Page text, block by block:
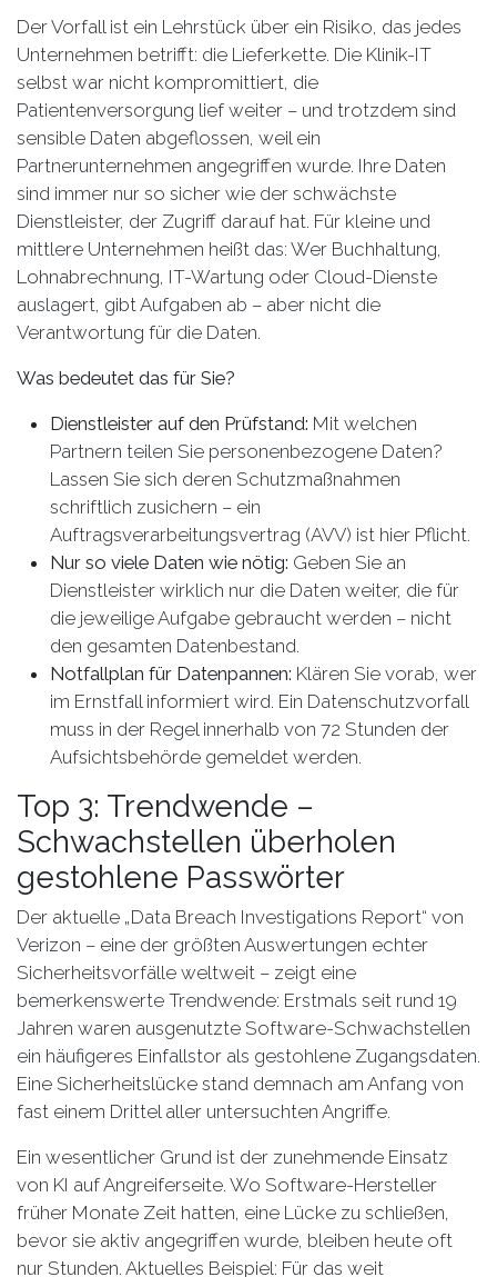
Der Vorfall ist ein Lehrstück über ein Risiko, das jedes
Unternehmen betrifft: die Lieferkette. Die Klinik-IT
selbst war nicht kompromittiert, die
Patientenversorgung lief weiter – und trotzdem sind
sensible Daten abgeflossen, weil ein
Partnerunternehmen angegriffen wurde. Ihre Daten
sind immer nur so sicher wie der schwächste
Dienstleister, der Zugriff darauf hat. Für kleine und
mittlere Unternehmen heißt das: Wer Buchhaltung,
Lohnabrechnung, IT-Wartung oder Cloud-Dienste
auslagert, gibt Aufgaben ab – aber nicht die
Verantwortung für die Daten.
Was bedeutet das für Sie?
Dienstleister auf den Prüfstand: Mit welchen
Partnern teilen Sie personenbezogene Daten?
Lassen Sie sich deren Schutzmaßnahmen
schriftlich zusichern – ein
Auftragsverarbeitungsvertrag (AVV) ist hier Pflicht.
Nur so viele Daten wie nötig: Geben Sie an
Dienstleister wirklich nur die Daten weiter, die für
die jeweilige Aufgabe gebraucht werden – nicht
den gesamten Datenbestand.
Notfallplan für Datenpannen: Klären Sie vorab, wer
im Ernstfall informiert wird. Ein Datenschutzvorfall
muss in der Regel innerhalb von 72 Stunden der
Aufsichtsbehörde gemeldet werden.
Top 3: Trendwende –
Schwachstellen überholen
gestohlene Passwörter
Der aktuelle „Data Breach Investigations Report“ von
Verizon – eine der größten Auswertungen echter
Sicherheitsvorfälle weltweit – zeigt eine
bemerkenswerte Trendwende: Erstmals seit rund 19
Jahren waren ausgenutzte Software-Schwachstellen
ein häufigeres Einfallstor als gestohlene Zugangsdaten.
Eine Sicherheitslücke stand demnach am Anfang von
fast einem Drittel aller untersuchten Angriffe.
Ein wesentlicher Grund ist der zunehmende Einsatz
von KI auf Angreiferseite. Wo Software-Hersteller
früher Monate Zeit hatten, eine Lücke zu schließen,
bevor sie aktiv angegriffen wurde, bleiben heute oft
nur Stunden. Aktuelles Beispiel: Für das weit